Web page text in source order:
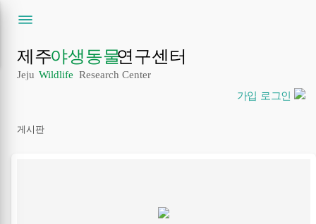
가입 로그인
게시판